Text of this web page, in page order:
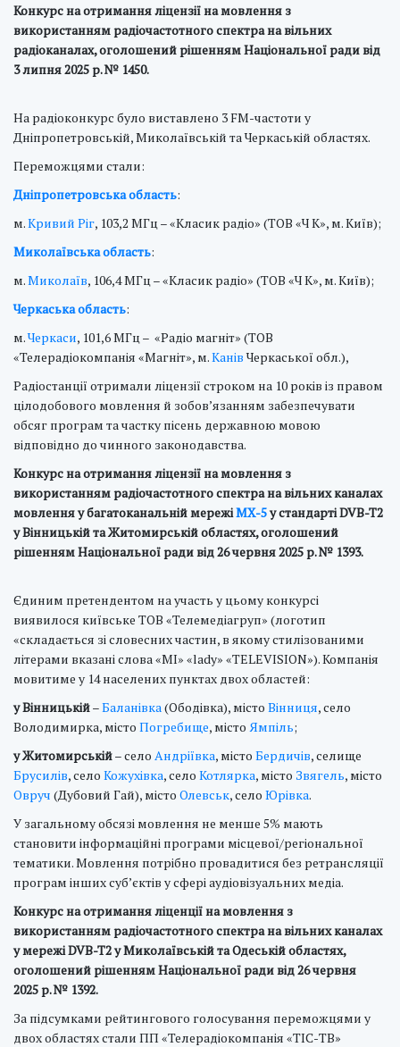
Конкурс на отримання ліцензії на мовлення з
використанням радіочастотного спектра на вільних
радіоканалах, оголошений рішенням Національної ради від
3 липня 2025 р. № 1450.
На радіоконкурс було виставлено 3 FM-частоти у
Дніпропетровській, Миколаївській та Черкаській областях.
Переможцями стали:
Дніпропетровська область:
м.Кривий Ріг, 103,2 МГц – «Класик радіо» (ТОВ «Ч К», м. Київ);
Миколаївська область:
м.Миколаїв, 106,4 МГц – «Класик радіо» (ТОВ «Ч К», м. Київ);
Черкаська область:
м.Черкаси, 101,6 МГц – «Радіо магніт» (ТОВ
«Телерадіокомпанія «Магніт», м.КанівЧеркаської обл.),
Радіостанції отримали ліцензії строком на 10 років із правом
цілодобового мовлення й зобов’язанням забезпечувати
обсяг програм та частку пісень державною мовою
відповідно до чинного законодавства.
Конкурс на отримання ліцензії на мовлення з
використанням радіочастотного спектра на вільних каналах
мовлення у багатоканальній мережіМХ-5у стандарті DVB-T2
у Вінницькій та Житомирській областях, оголошений
рішенням Національної ради від 26 червня 2025 р. № 1393.
Єдиним претендентом на участь у цьому конкурсі
виявилося київське ТОВ «Телемедіагруп» (логотип
«складається зі словесних частин, в якому стилізованими
літерами вказані слова «MI» «lady» «TELEVISION»). Компанія
мовитиме у 14 населених пунктах двох областей:
у Вінницькій–Баланівка (Ободівка), місто Вінниця, село
Володимирка, місто Погребище, місто Ямпіль;
у Житомирській– село Андріївка, місто Бердичів, селище
Брусилів, село Кожухівка, село Котлярка, місто Звягель, місто
Овруч (Дубовий Гай), місто Олевськ, село Юрівка.
У загальному обсязі мовлення не менше 5% мають
становити інформаційні програми місцевої/регіональної
тематики. Мовлення потрібно провадитися без ретрансляції
програм інших суб’єктів у сфері аудіовізуальних медіа.
Конкурс на отримання ліценції на мовлення з
використанням радіочастотного спектра на вільних каналах
у мережі DVB-T2 у Миколаївській та Одеській областях,
оголошений рішенням Національної ради від 26червня
2025 р. № 1392.
За підсумками рейтингового голосування переможцями у
двох областях стали ПП «Телерадіокомпанія «ТІС-ТВ»